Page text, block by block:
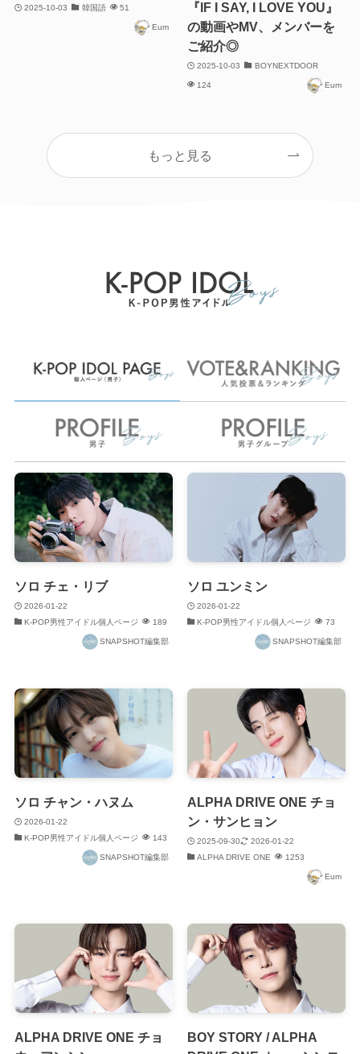
2025-10-03 韓国語 51
Eum
『IF I SAY, I LOVE YOU』
の動画やMV、メンバーを
ご紹介◎
2025-10-03 BOYNEXTDOOR
124 Eum
もっと見る
ソロ チェ・リブ
2026-01-22
K-POP男性アイドル個人ページ
189
SNAPSHOT編集部
ソロ ユンミン
2026-01-22
K-POP男性アイドル個人ページ
73
SNAPSHOT編集部
ソロ チャン・ハヌム
2026-01-22
K-POP男性アイドル個人ページ
143
SNAPSHOT編集部
ALPHA DRIVE ONE チョ
ン・サンヒョン
2025-09-30
2026-01-22
ALPHA DRIVE ONE
1253
Eum
ALPHA DRIVE ONE チョ
BOY STORY / ALPHA